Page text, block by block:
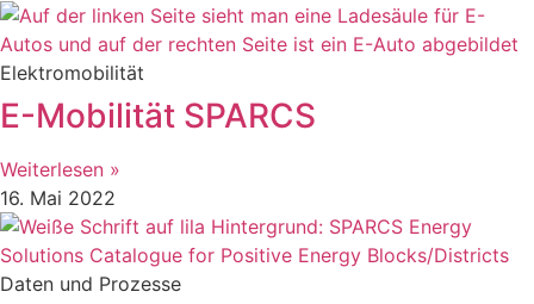
Elektromobilität
E-Mobilität SPARCS
Weiterlesen »
16. Mai 2022
Daten und Prozesse